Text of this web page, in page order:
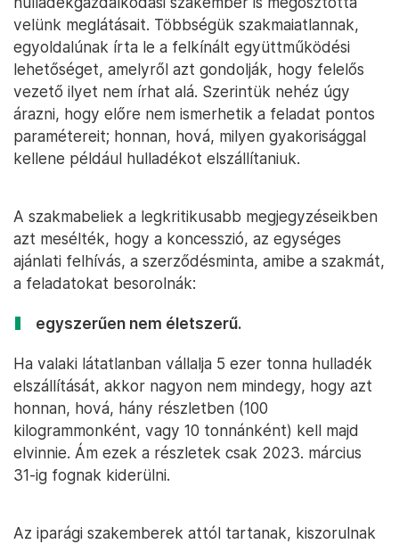
velünk meglátásait. Többségük szakmaiatlannak,
egyoldalúnak írta le a felkínált együttműködési
lehetőséget, amelyről azt gondolják, hogy felelős
vezető ilyet nem írhat alá. Szerintük nehéz úgy
árazni, hogy előre nem ismerhetik a feladat pontos
paramétereit; honnan, hová, milyen gyakorisággal
kellene például hulladékot elszállítaniuk.
A szakmabeliek a legkritikusabb megjegyzéseikben
azt mesélték, hogy a koncesszió, az egységes
ajánlati felhívás, a szerződésminta, amibe a szakmát,
a feladatokat besorolnák:
egyszerűen nem életszerű.
Ha valaki látatlanban vállalja 5 ezer tonna hulladék
elszállítását, akkor nagyon nem mindegy, hogy azt
honnan, hová, hány részletben (100
kilogrammonként, vagy 10 tonnánként) kell majd
elvinnie. Ám ezek a részletek csak 2023. március
31-ig fognak kiderülni.
Az iparági szakemberek attól tartanak, kiszorulnak